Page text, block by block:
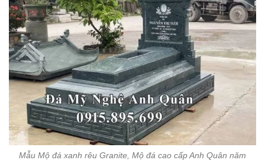
Mẫu Mộ đá xanh rêu Granite, Mộ đá cao cấp Anh Quân năm